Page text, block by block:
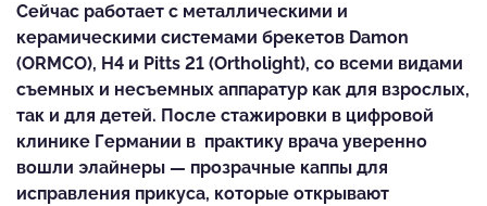
Сейчас работает с металлическими и
керамическими системами брекетов Damon
(ORMCO), H4 и Pitts 21 (Ortholight), со всеми видами
съемных и несъемных аппаратур как для взрослых,
так и для детей. После стажировки в цифровой
клинике Германии в практику врача уверенно
вошли элайнеры — прозрачные каппы для
исправления прикуса, которые открывают